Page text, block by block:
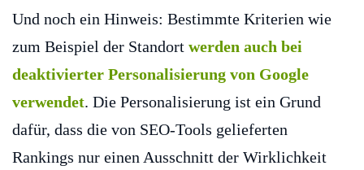
Und noch ein Hinweis: Bestimmte Kriterien wie
zum Beispiel der Standort werden auch bei
deaktivierter Personalisierung von Google
verwendet. Die Personalisierung ist ein Grund
dafür, dass die von SEO-Tools gelieferten
Rankings nur einen Ausschnitt der Wirklichkeit